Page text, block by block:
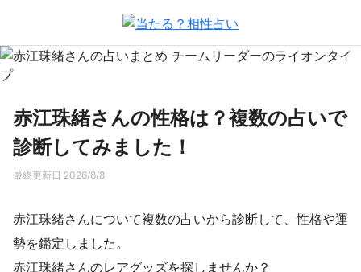
赤江珠緒さんの性格は？複数の占いで
診断してみました！
最終更新日 2026/8/8
赤江珠緒さんについて複数の占いから診断して、性格や運
勢を鑑定しました。
赤江珠緒さんのレアグッズを探しませんか？